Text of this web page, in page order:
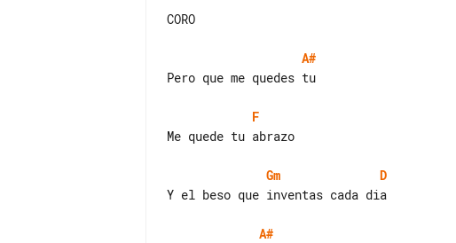
CORO
A#
Pero que me quedes tu
F
Me quede tu abrazo
Gm
D
Y el beso que inventas cada dia
A#